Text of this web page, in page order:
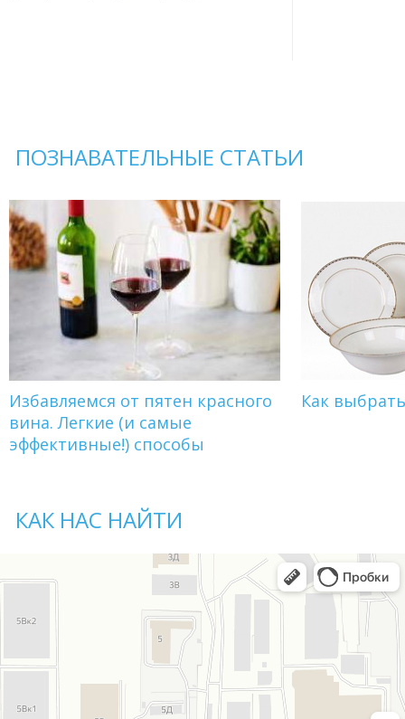
ПОЗНАВАТЕЛЬНЫЕ СТАТЬИ
Избавляемся от пятен красного
вина. Легкие (и самые
эффективные!) способы
Как
КАК НАС НАЙТИ